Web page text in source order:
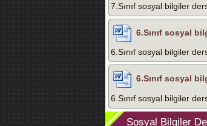
7.Sınıf sosyal bilgiler
6.Sınıf sosyal
6.Sınıf sosyal bilgiler
6.Sınıf sosyal
6.Sınıf sosyal bilgiler
Sosyal Bilgiler